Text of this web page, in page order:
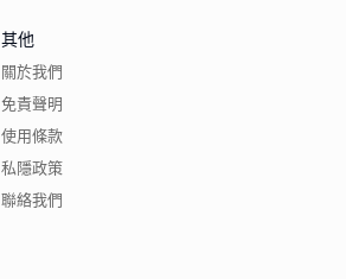
其他
關於我們
免責聲明
使用條款
私隱政策
聯絡我們